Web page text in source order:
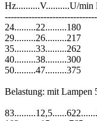
Hz..........V..........U/min
24.........22.........180
29.........26.........217
35.........33.........262
40.........38.........300
50.........47.........375
Belastung: mit Lampen